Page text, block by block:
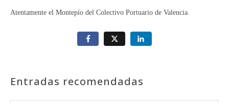
Atentamente el Montepío del Colectivo Portuario de Valencia.
Entradas recomendadas